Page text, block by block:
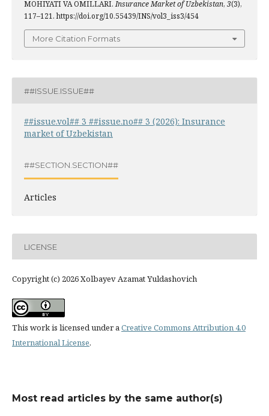
MOHIYATI VA OMILLARI.Insurance Market of Uzbekistan, 3(3),
117–121. https://doi.org/10.55439/INS/vol3_iss3/454
More Citation Formats
##ISSUE.ISSUE##
##issue.vol## 3 ##issue.no## 3 (2026): Insurance
market of Uzbekistan
##SECTION.SECTION##
Articles
LICENSE
Copyright (c) 2026 Xolbayev Azamat Yuldashovich
This work is licensed under aCreative Commons Attribution 4.0
International License.
Most read articles by the same author(s)